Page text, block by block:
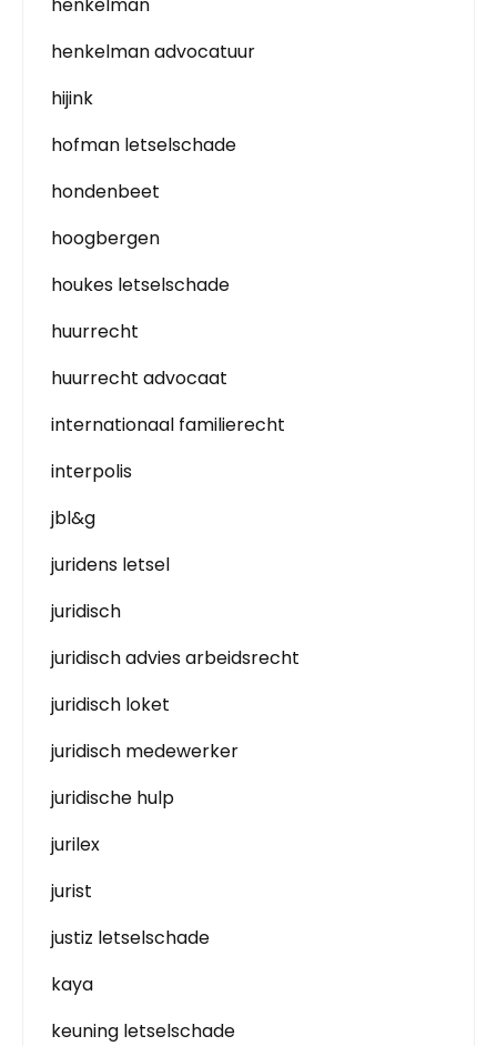
henkelman advocatuur
hijink
hofman letselschade
hondenbeet
hoogbergen
houkes letselschade
huurrecht
huurrecht advocaat
internationaal familierecht
interpolis
jbl&g
juridens letsel
juridisch
juridisch advies arbeidsrecht
juridisch loket
juridisch medewerker
juridische hulp
jurilex
jurist
justiz letselschade
kaya
keuning letselschade